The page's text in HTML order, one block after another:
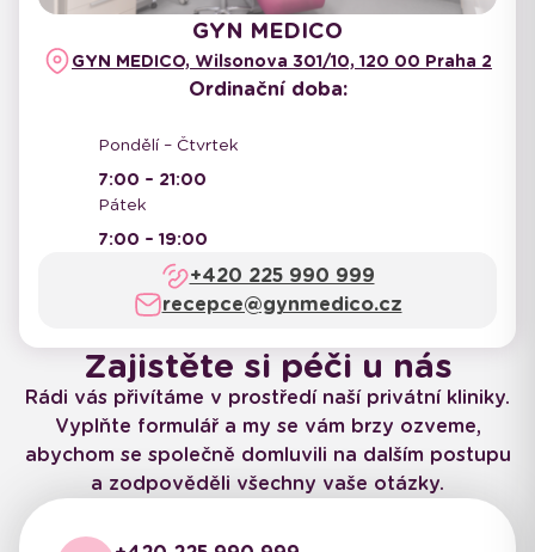
GYN MEDICO
GYN MEDICO, Wilsonova 301/10, 120 00 Praha 2
Ordinační doba:
Pondělí – Čtvrtek
7:00 – 21:00
Pátek
7:00 – 19:00
+420 225 990 999
recepce@gynmedico.cz
Zajistěte si péči u nás
Rádi vás přivítáme v prostředí naší privátní kliniky.
Vyplňte formulář a my se vám brzy ozveme,
abychom se společně domluvili na dalším postupu
a zodpověděli všechny vaše otázky.